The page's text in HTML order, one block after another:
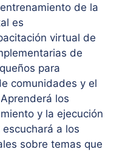
de la
es
virtual de
de
para
comunidades y el
los
y la ejecución
a los
sobre temas que